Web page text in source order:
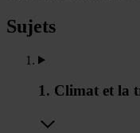
Sujets
1. Climat et la